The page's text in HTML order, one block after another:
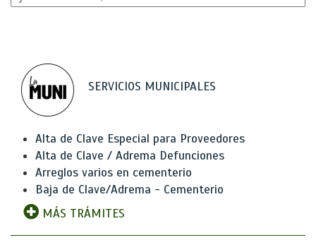
SERVICIOS MUNICIPALES
Alta de Clave Especial para Proveedores
Alta de Clave / Adrema Defunciones
Arreglos varios en cementerio
Baja de Clave/Adrema - Cementerio
MÁS TRÁMITES